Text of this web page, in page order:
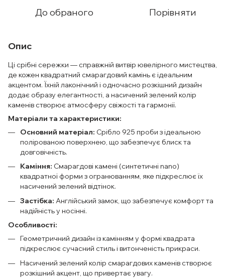
До обраного Порівняти
Опис
Ці срібні сережки — справжній витвір ювелірного мистецтва,
де кожен квадратний смарагдовий камінь є ідеальним
акцентом. Їхній лаконічний і одночасно розкішний дизайн
додає образу елегантності, а насичений зелений колір
каменів створює атмосферу свіжості та гармонії.
Матеріали та характеристики:
Основний матеріал: Срібло 925 проби з ідеальною
полірованою поверхнею, що забезпечує блиск та
довговічність.
Каміння: Смарагдові камені (синтетичні nano)
квадратної форми з огранюванням, яке підкреслює їх
насичений зелений відтінок.
Застібка: Англійський замок, що забезпечує комфорт та
надійність у носінні.
Особливості:
Геометричний дизайн із камінням у формі квадрата
підкреслює сучасний стиль і витонченість прикраси.
Насичений зелений колір смарагдових каменів створює
розкішний акцент, що привертає увагу.